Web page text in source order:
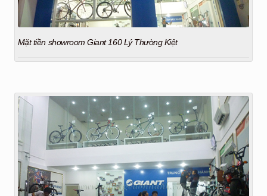
Mặt tiền showroom Giant 160 Lý Thường Kiệt